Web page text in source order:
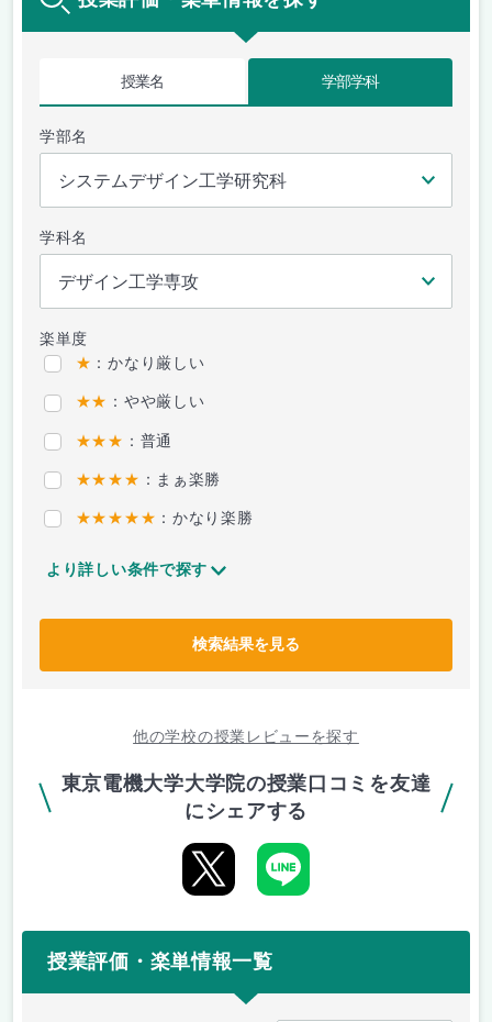
授業名 学部学科
学部名
学科名
楽単度
★ ：かなり厳しい
★★ ：やや厳しい
★★★ ：普通
★★★★ ：まぁ楽勝
★★★★★ ：かなり楽勝
より詳しい条件で探す
検索結果を見る
他の学校の授業レビューを探す
東京電機大学大学院の授業口コミを友達
にシェアする
授業評価・楽単情報一覧